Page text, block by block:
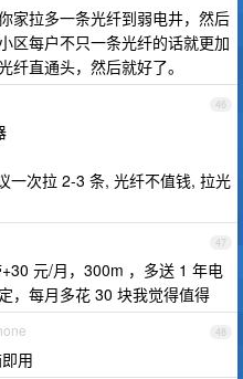
家拉多一条光纤到弱电井，然后
区每户不只一条光纤的话就更加
纤直通头，然后就好了。
46
一次拉 2-3 条, 光纤不值钱, 拉光
47
元/月，300m ，多送 1 年电
，每月多花 30 块我觉得值得
48
用